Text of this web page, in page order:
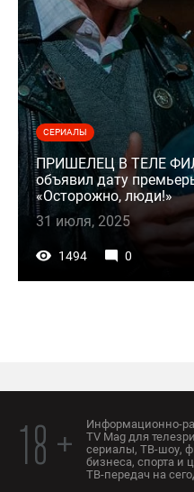
СЕРИАЛЫ
ПРИШЕЛЕЦ В ТЕЛЕ
объявил дату
«Осторожно, люди!»
31 июля, 2025
1494 0
18 +
Информационно-
TV Mag для
сериалы, ТВ-шоу,
бизнеса, спорта и
ТВ-передач на